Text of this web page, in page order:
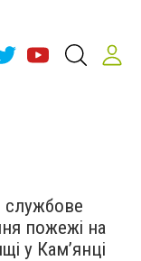
службове
пожежі на
у Кам’янці